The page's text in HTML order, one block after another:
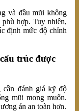
và đầu mũi không
hợp. Tuy nhiên,
định mức độ chỉnh
trúc được
cần đánh giá kỹ độ
mũi mong muốn.
án an toàn hơn.